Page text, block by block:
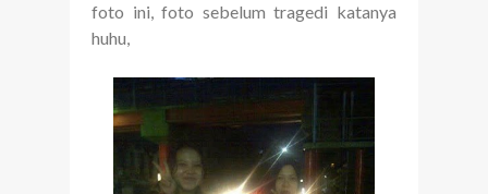
foto ini, foto sebelum tragedi katanya
huhu,